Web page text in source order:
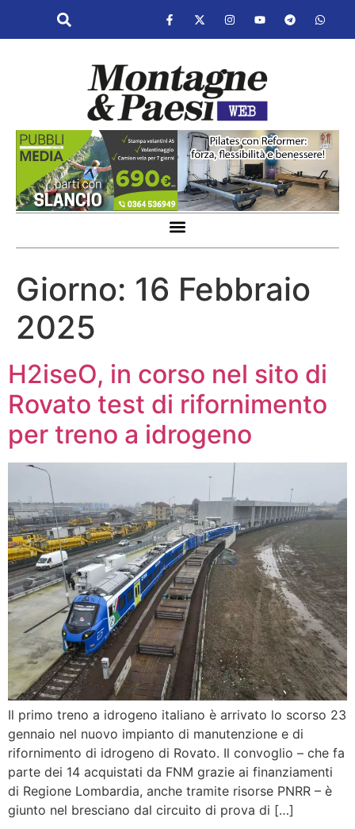
Giorno: 16 Febbraio
2025
H2iseO, in corso nel sito di
Rovato test di rifornimento
per treno a idrogeno
Il primo treno a idrogeno italiano è arrivato lo scorso 23
gennaio nel nuovo impianto di manutenzione e di
rifornimento di idrogeno di Rovato. Il convoglio – che fa
parte dei 14 acquistati da FNM grazie ai finanziamenti
di Regione Lombardia, anche tramite risorse PNRR – è
giunto nel bresciano dal circuito di prova di […]